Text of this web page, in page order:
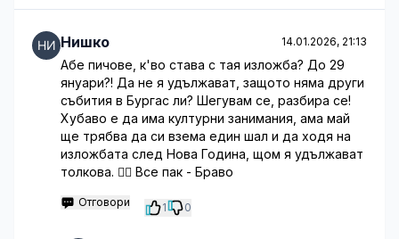
Нишко 14.01.2026, 21:13
Абе пичове, к'во става с тая изложба? До 29
януари?! Да не я удължават, защото няма други
събития в Бургас ли? Шегувам се, разбира се!
Хубаво е да има културни занимания, ама май
ще трябва да си взема един шал и да ходя на
изложбата след Нова Година, щом я удължават
толкова. 🤷‍♂️ Все пак - Браво
Отговори 1 0